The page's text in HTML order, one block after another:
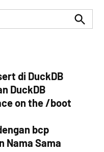
Search
di DuckDB
DuckDB
on the /boot
bcp
Nama Sama